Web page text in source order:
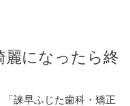
麗になったら終
早ふじた歯科・矯正